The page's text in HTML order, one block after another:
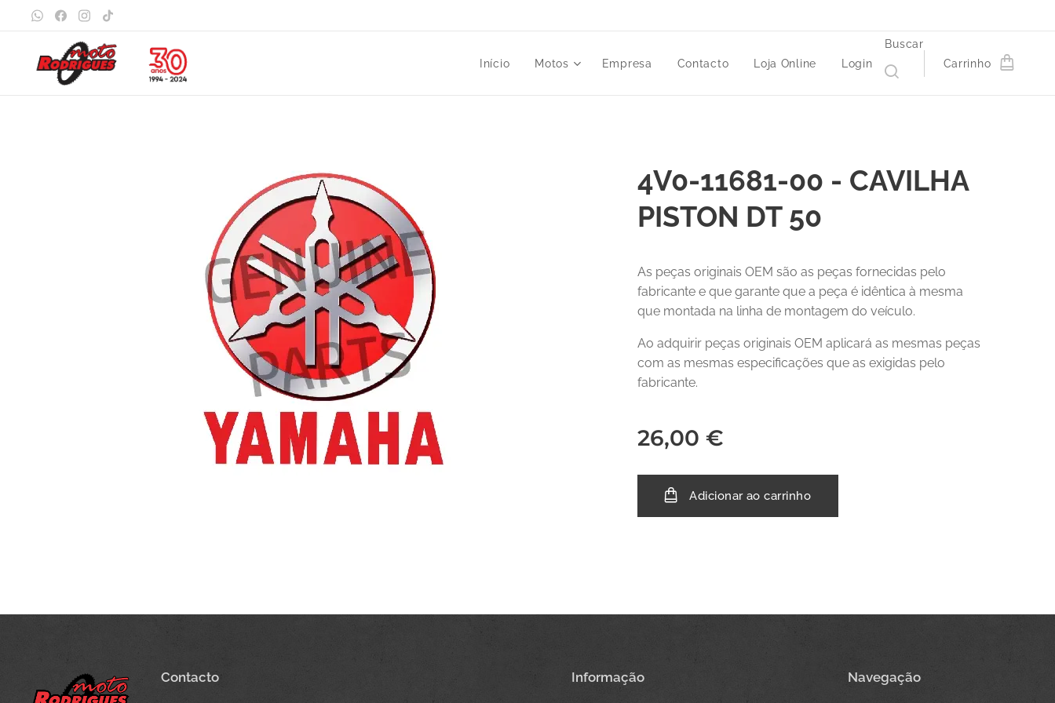
Início Motos Empresa Contacto Loja Online Login
Buscar
Carrinho
4V0-11681-00 - CAVILHA
PISTON DT 50
As peças originais OEM são as peças fornecidas pelo
fabricante e que garante que a peça é idêntica à mesma
que montada na linha de montagem do veículo.
Ao adquirir peças originais OEM aplicará as mesmas peças
com as mesmas especificações que as exigidas pelo
fabricante.
26,00 €
Adicionar ao carrinho
Contacto Informação Navegação